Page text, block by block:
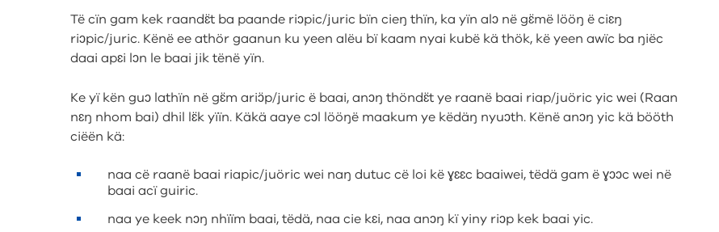
Të cïn gam kek raandɛ̈t ba paande riɔpic/juric bïn cieŋ thïn, ka yïn alɔ në gɛ̈më lööŋ ë ciɛŋ
riɔpic/juric. Kënë ee athör gaanun ku yeen alëu bï kaam nyai kubë kä thök, kë yeen awïc ba ŋiëc
daai apɛi lɔn le baai jik tënë yïn.
Ke yï kën guɔ lathïn në gɛ̈m ariɔ̈p/juric ë baai, anɔŋ thöndɛ̈t ye raanë baai riap/juöric yic wei (Raan
nɛŋ nhom bai) dhil lɛ̈k yïïn. Käkä aaye cɔl lööŋë maakum ye këdäŋ nyuɔth. Kënë anɔŋ yic kä bööth
ciëën kä:
naa cë raanë baai riapic/juöric wei naŋ dutuc cë loi kë ɣɛɛc baaiwei, tëdä gam ë ɣɔɔc wei në
baai acï guiric.
naa ye keek nɔŋ nhïïm baai, tëdä, naa cie kɛi, naa anɔŋ kï yiny riɔp kek baai yic.